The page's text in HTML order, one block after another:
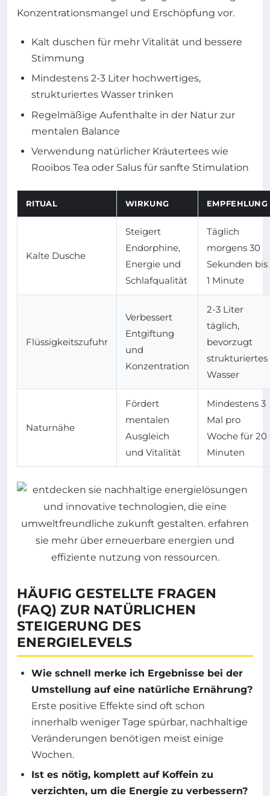
Konzentrationsmangel und Erschöpfung vor.
Kalt duschen für mehr Vitalität und bessere
Stimmung
Mindestens 2-3 Liter hochwertiges,
strukturiertes Wasser trinken
Regelmäßige Aufenthalte in der Natur zur
mentalen Balance
Verwendung natürlicher Kräutertees wie
Rooibos Tea oder Salus für sanfte Stimulation
RITUAL WIRKUNG EMPFEHLUNG
Kalte Dusche
Steigert
Endorphine,
Energie und
Schlafqualität
Täglich
morgens 30
Sekunden bis
1 Minute
Flüssigkeitszufuhr
Verbessert
Entgiftung
und
Konzentration
2-3 Liter
täglich,
bevorzugt
strukturiertes
Wasser
Naturnähe
Fördert
mentalen
Ausgleich
und Vitalität
Mindestens 3
Mal pro
Woche für 20
Minuten
HÄUFIG GESTELLTE FRAGEN
(FAQ) ZUR NATÜRLICHEN
STEIGERUNG DES
ENERGIELEVELS
Wie schnell merke ich Ergebnisse bei der
Umstellung auf eine natürliche Ernährung?
Erste positive Effekte sind oft schon
innerhalb weniger Tage spürbar, nachhaltige
Veränderungen benötigen meist einige
Wochen.
Ist es nötig, komplett auf Koffein zu
verzichten, um die Energie zu verbessern?